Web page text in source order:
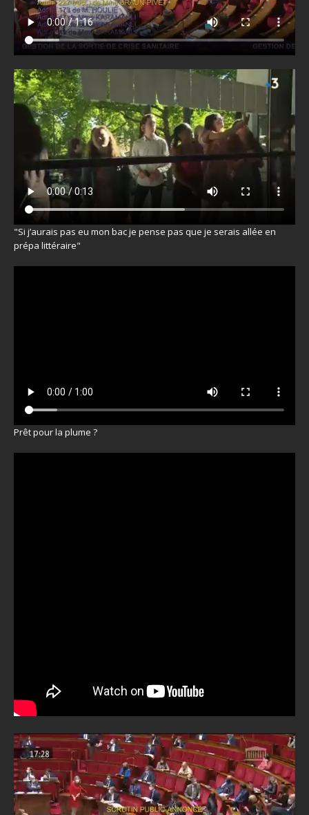
"Si j’aurais pas eu mon bac je pense pas que je serais allée en
prépa littéraire"
Prêt pour la plume ?